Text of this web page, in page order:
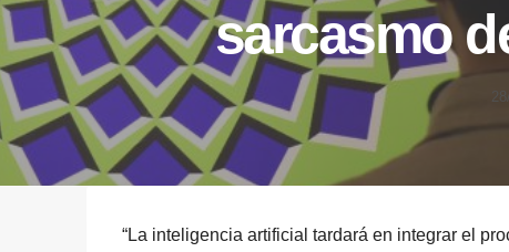
sarcasmo
“La inteligencia artificial tardará en integrar el